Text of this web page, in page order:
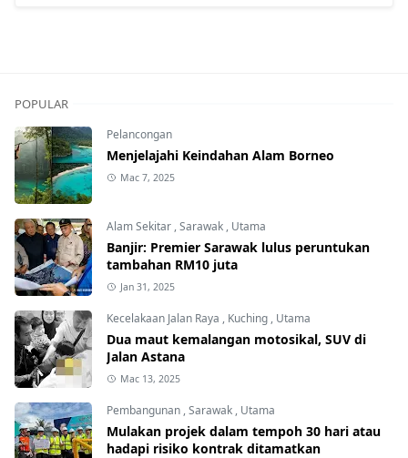
POPULAR
Pelancongan
Menjelajahi Keindahan Alam Borneo
Mac 7, 2025
Alam Sekitar ,Sarawak , Utama
Banjir: Premier Sarawak lulus peruntukan
tambahan RM10 juta
Jan 31, 2025
Kecelakaan Jalan Raya , Kuching , Utama
Dua maut kemalangan motosikal, SUV di
Jalan Astana
Mac 13, 2025
Pembangunan ,Sarawak , Utama
Mulakan projek dalam tempoh 30 hari atau
hadapi risiko kontrak ditamatkan